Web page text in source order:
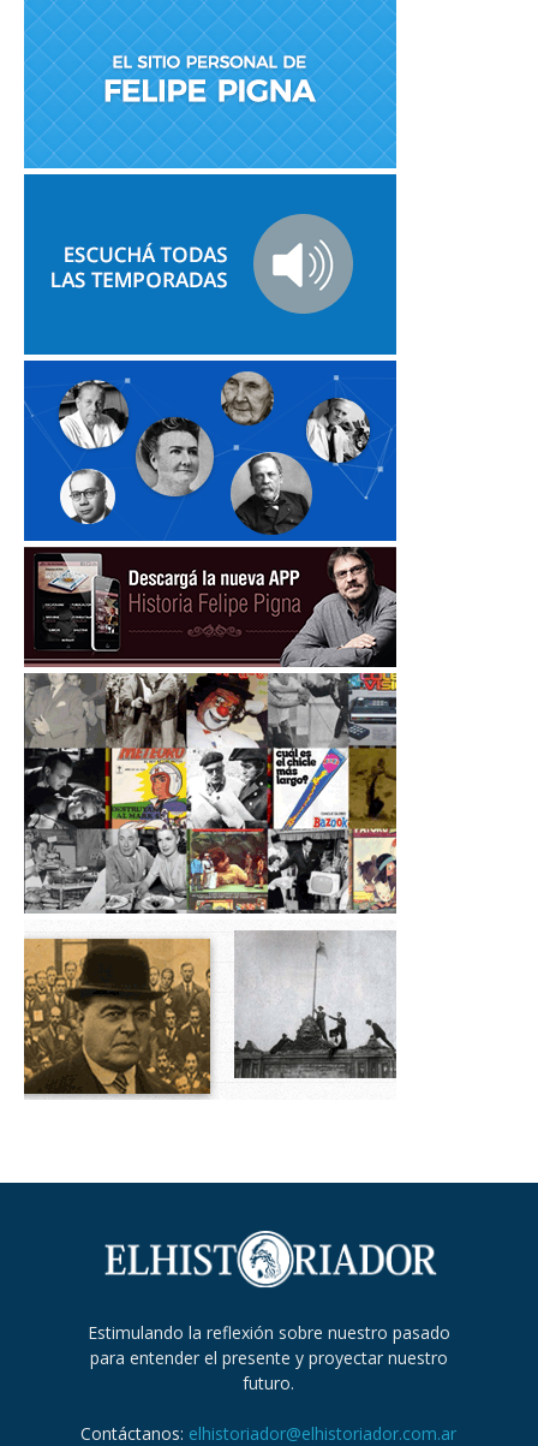
Estimulando la reflexión sobre nuestro pasado
para entender el presente y proyectar nuestro
futuro.
Contáctanos: elhistoriador@elhistoriador.com.ar